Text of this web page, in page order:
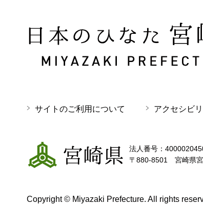
日本のひなた 宮崎県 MIYAZAKI
サイトのご利用について アクセシビ
宮崎県
法人番号：
〒880-8501 宮崎県
Copyright © Miyazaki Prefecture. All rights